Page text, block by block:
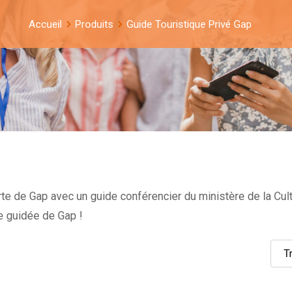
Accueil Produits Guide Touristique Privé Gap
de Gap avec un guide conférencier du ministère de la
guidée de Gap !